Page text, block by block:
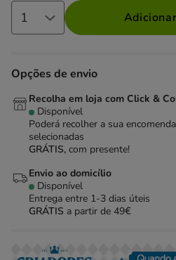
Opções de envio
Recolha em loja com Click &
Disponível
Poderá recolher a sua
selecionadas
GRÁTIS, com presente!
Envio ao domicílio
Disponível
Entrega entre 1-3 dias úteis
GRÁTIS a partir de 49€